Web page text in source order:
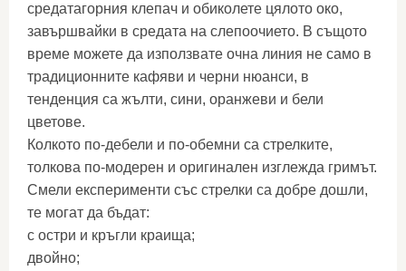
средатагорния клепач и обиколете цялото око,
завършвайки в средата на слепоочието. В същото
време можете да използвате очна линия не само в
традиционните кафяви и черни нюанси, в
тенденция са жълти, сини, оранжеви и бели
цветове.
Колкото по-дебели и по-обемни са стрелките,
толкова по-модерен и оригинален изглежда гримът.
Смели експерименти със стрелки са добре дошли,
те могат да бъдат:
с остри и кръгли краища;
двойно;